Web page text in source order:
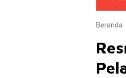
Beranda